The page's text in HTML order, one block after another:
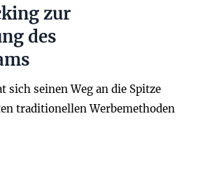
zur
des
sich seinen Weg an die Spitze
traditionellen Werbemethoden